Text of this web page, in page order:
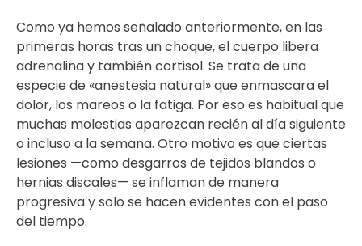
Como ya hemos señalado anteriormente, en las
primeras horas tras un choque, el cuerpo libera
adrenalina y también cortisol. Se trata de una
especie de «anestesia natural» que enmascara el
dolor, los mareos o la fatiga. Por eso es habitual que
muchas molestias aparezcan recién al día siguiente
o incluso a la semana. Otro motivo es que ciertas
lesiones —como desgarros de tejidos blandos o
hernias discales— se inflaman de manera
progresiva y solo se hacen evidentes con el paso
del tiempo.